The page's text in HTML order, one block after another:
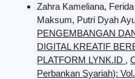
Zahra Kameliana,
Maksum, Putri Dyah
PENGEMBANGAN
DIGITAL KREATIF
PLATFORM LYNK.ID ,
Perbankan Syariah):